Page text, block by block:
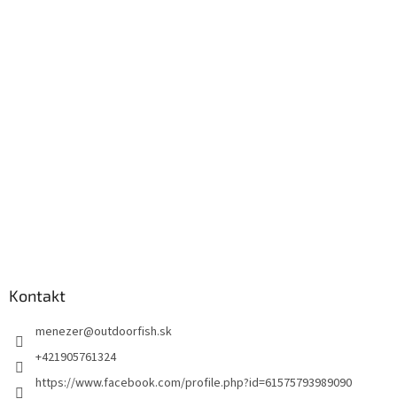
Kontakt
menezer@outdoorfish.sk
+421905761324
https://www.facebook.com/profile.php?id=61575793989090